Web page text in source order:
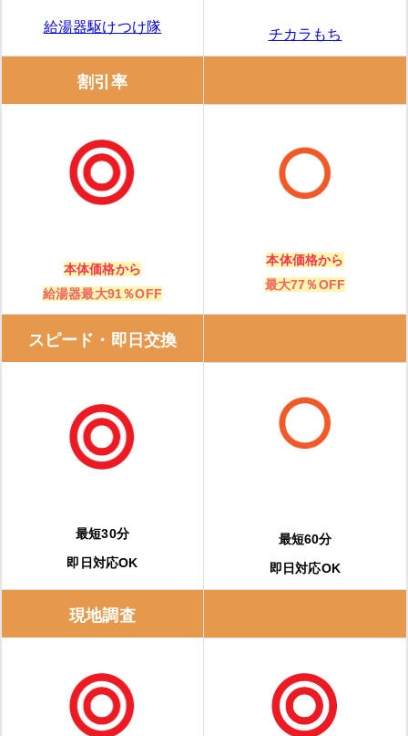
給湯器駆けつけ隊 チカラもち
割引率
本体価格から
給湯器最大91％OFF
本体価格から
最大77％OFF
スピード・即日交換
最短30分
即日対応OK
最短60分
即日対応OK
現地調査